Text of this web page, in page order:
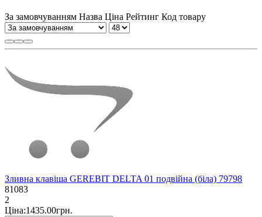
За замовчуванням Назва Ціна Рейтинг Код товару
Зливна клавіша GEREBIT DELTA 01 подвійна (біла) 79798
81083
2
Ціна:1435.00грн.